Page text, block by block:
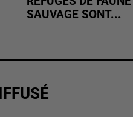
SAUVAGE SONT...